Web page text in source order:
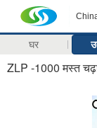
घर
ZLP -1000 मस्त